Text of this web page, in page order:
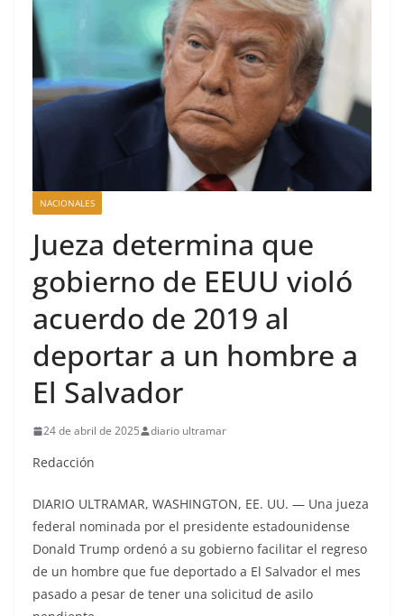
Consulado General de la
República Dominicana en
Miami y Broward
International University
suscriben acuerdo de
colaboración académica
NACIONALES
Jueza determina que
gobierno de EEUU violó
acuerdo de 2019 al
deportar a un hombre a
El Salvador
24 de abril de 2025 diario ultramar
Redacción
DIARIO ULTRAMAR, WASHINGTON, EE. UU. — Una jueza
federal nominada por el presidente estadounidense
Donald Trump ordenó a su gobierno facilitar el regreso
de un hombre que fue deportado a El Salvador el mes
pasado a pesar de tener una solicitud de asilo